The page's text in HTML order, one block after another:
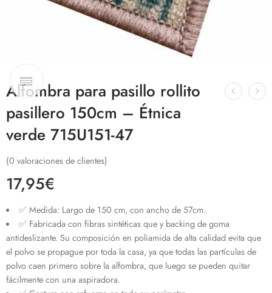
Alfombra para pasillo rollito
pasillero 150cm – Étnica
verde 715U151-47
(0 valoraciones de clientes)
17,95€
✅ Medida: Largo de 150 cm, con ancho de 57cm.
✅ Fabricada con fibras sintéticas que y backing de goma
antideslizante. Su composición en poliamida de alta calidad evita que
el polvo se propague por toda la casa, ya que todas las partículas de
polvo caen primero sobre la alfombra, que luego se pueden quitar
fácilmente con una aspiradora.